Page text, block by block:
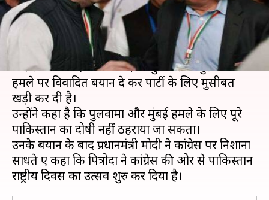
क्या है खबर?
राहुल गांधी के राजनीतिक मार्गदर्शक और ओवरसीज
कांग्रेस के अध्यक्ष सैम पित्रोदा ने शुक्रवार को पुलवामा
हमले पर विवादित बयान दे कर पार्टी के लिए मुसीबत
खड़ी कर दी है।
उन्होंने कहा है कि पुलवामा और मुंबई हमले के लिए पूरे
पाकिस्तान का दोषी नहीं ठहराया जा सकता।
उनके बयान के बाद प्रधानमंत्री मोदी ने कांग्रेस पर निशाना
साधते हुए कहा कि पित्रोदा ने कांग्रेस की ओर से पाकिस्तान